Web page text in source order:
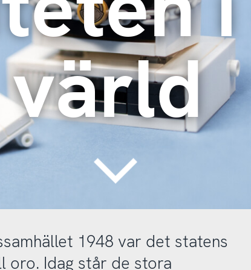
Continue
1948 var det statens
oro. Idag står de stora